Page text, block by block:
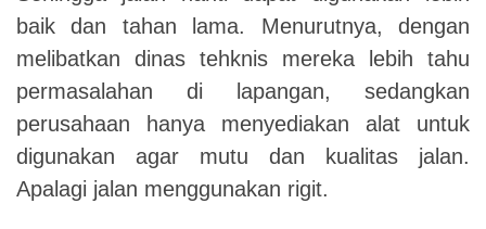
baik dan tahan lama. Menurutnya, dengan
melibatkan dinas tehknis mereka lebih tahu
permasalahan di lapangan, sedangkan
perusahaan hanya menyediakan alat untuk
digunakan agar mutu dan kualitas jalan.
Apalagi jalan menggunakan rigit.